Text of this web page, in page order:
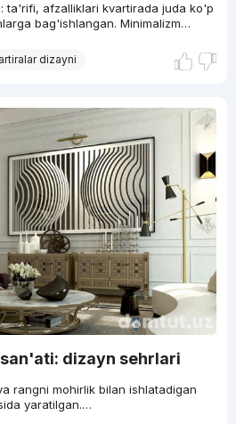
ta'rifi, afzalliklari kvartirada juda ko'p
bag'ishlangan. Minimalizm…
dizayni
dizayn sehrlari
rangni mohirlik bilan ishlatadigan
yaratilgan.…